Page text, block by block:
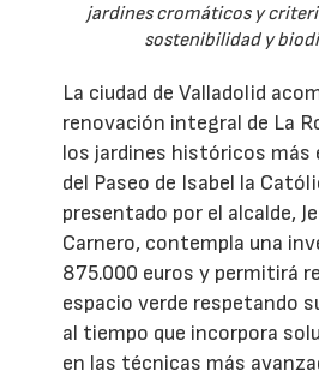
jardines cromáticos y
sostenibilidad y
La ciudad de Valladolid
renovación integral de La
los jardines históricos más
del Paseo de Isabel la
presentado por el alcalde,
Carnero, contempla una
875.000 euros y permitirá
espacio verde respetando
al tiempo que incorpora
en las técnicas más